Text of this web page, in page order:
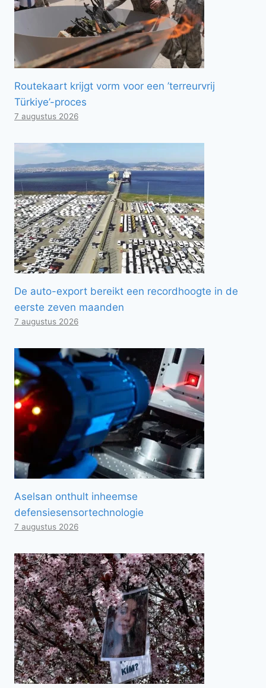
Routekaart krijgt vorm voor een ’terreurvrij
Türkiye’-proces
7 augustus 2026
De auto-export bereikt een recordhoogte in de
eerste zeven maanden
7 augustus 2026
Aselsan onthult inheemse
defensiesensortechnologie
7 augustus 2026